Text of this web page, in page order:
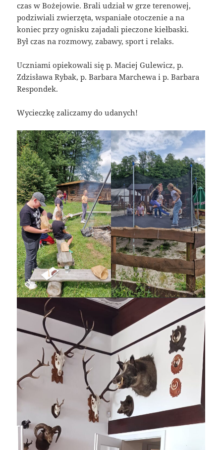
czas w Bożejowie. Brali udział w grze terenowej,
podziwiali zwierzęta, wspaniałe otoczenie a na
koniec przy ognisku zajadali pieczone kiełbaski.
Był czas na rozmowy, zabawy, sport i relaks.
Uczniami opiekowali się p. Maciej Gulewicz, p.
Zdzisława Rybak, p. Barbara Marchewa i p. Barbara
Respondek.
Wycieczkę zaliczamy do udanych!